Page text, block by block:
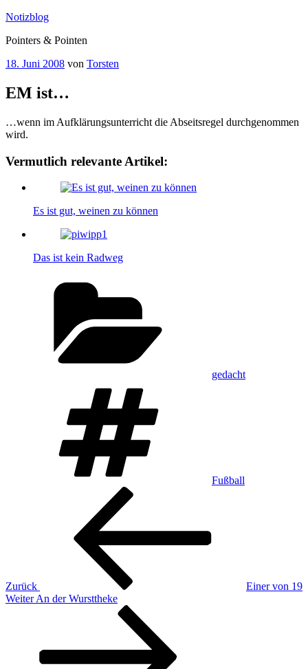
Zum
springen
Notizblog
Pointers & Pointen
Veröffentlicht
18. Juni 2008 von Torsten
EM ist…
…wenn im Aufklärungsunterricht die Abseitsregel durchgenommen
wird.
Vermutlich relevante Artikel:
Es ist gut, weinen zu können
Das ist kein Radweg
gedacht
Fußball
Beitragsnavigation
Zurück
Einer von 19
Nächster
Weiter An der Wursttheke